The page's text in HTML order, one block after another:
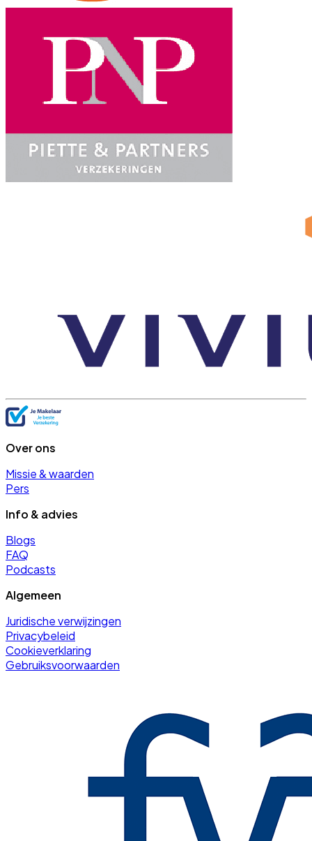
Over ons
Missie & waarden
Pers
Info & advies
Blogs
FAQ
Podcasts
Algemeen
Juridische verwijzingen
Privacybeleid
Cookieverklaring
Gebruiksvoorwaarden